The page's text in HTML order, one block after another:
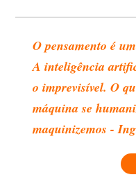
O pensamento é
A inteligência
o imprevisível. O
máquina se
maquinizemos -